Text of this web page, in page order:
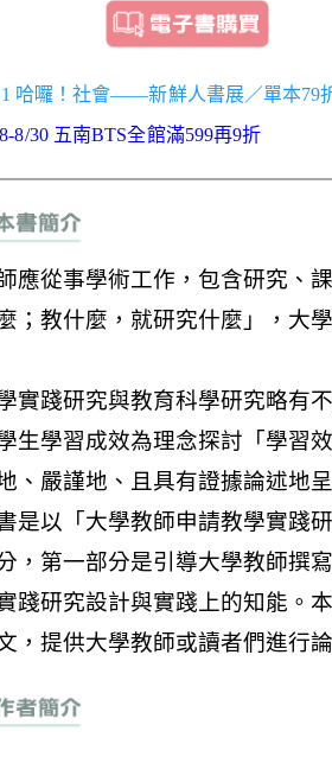
哈囉！社會——新鮮人書展／單本79
8/30 五南BTS全館滿599再9折